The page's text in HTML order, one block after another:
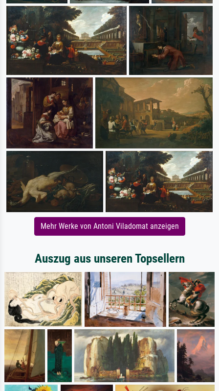
Mehr Werke von Antoni Viladomat anzeigen
Auszug aus unseren Topsellern